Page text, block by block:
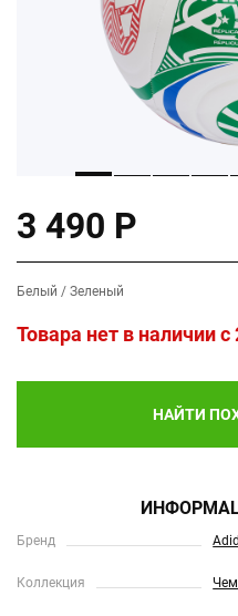
3 490 Р
Белый / Зеленый
Товара нет в наличии c
НАЙТИ
Бренд
Коллекция